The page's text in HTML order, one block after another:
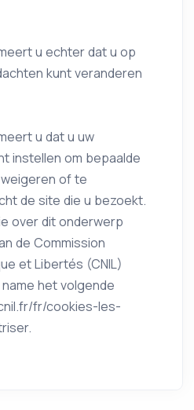
u echter dat u op
kunt veranderen
u dat u uw
instellen om bepaalde
of te
de site die u bezoekt.
over dit onderwerp
de Commission
et Libertés (CNIL)
het volgende
fr/cookies-les-